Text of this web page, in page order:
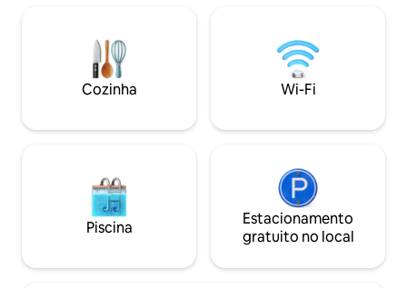
para um carro com espaço para
bicicletas e motocicletas e vagas de
estacionamento ao ar livre. Animais de
estimação são bem-vindos. NIN:
belezas dos
adegas e os
pela floresta. Self
carregador para
Cozinha Wi-Fi
Piscina
Estacionamento
gratuito no local